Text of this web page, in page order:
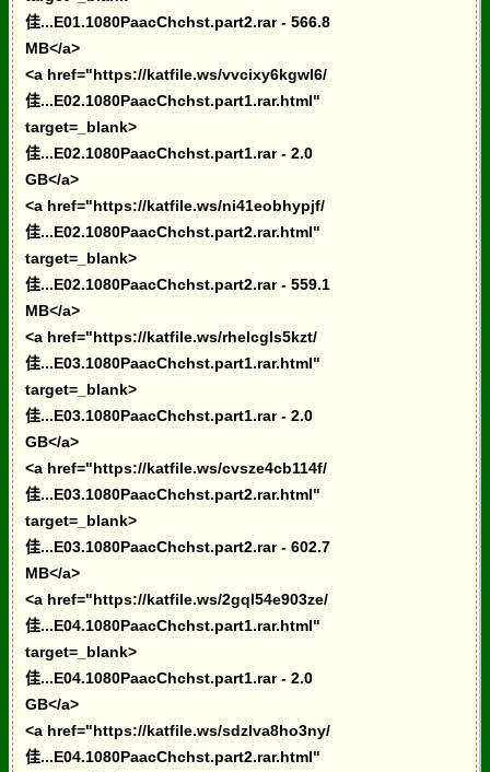
佳...E01.1080PaacChchst.part2.rar - 566.8
MB</a>
<a href="https://katfile.ws/vvcixy6kgwl6/
佳...E02.1080PaacChchst.part1.rar.html"
target=_blank>
佳...E02.1080PaacChchst.part1.rar - 2.0
GB</a>
<a href="https://katfile.ws/ni41eobhypjf/
佳...E02.1080PaacChchst.part2.rar.html"
target=_blank>
佳...E02.1080PaacChchst.part2.rar - 559.1
MB</a>
<a href="https://katfile.ws/rhelcgls5kzt/
佳...E03.1080PaacChchst.part1.rar.html"
target=_blank>
佳...E03.1080PaacChchst.part1.rar - 2.0
GB</a>
<a href="https://katfile.ws/cvsze4cb114f/
佳...E03.1080PaacChchst.part2.rar.html"
target=_blank>
佳...E03.1080PaacChchst.part2.rar - 602.7
MB</a>
<a href="https://katfile.ws/2gql54e903ze/
佳...E04.1080PaacChchst.part1.rar.html"
target=_blank>
佳...E04.1080PaacChchst.part1.rar - 2.0
GB</a>
<a href="https://katfile.ws/sdzlva8ho3ny/
佳...E04.1080PaacChchst.part2.rar.html"